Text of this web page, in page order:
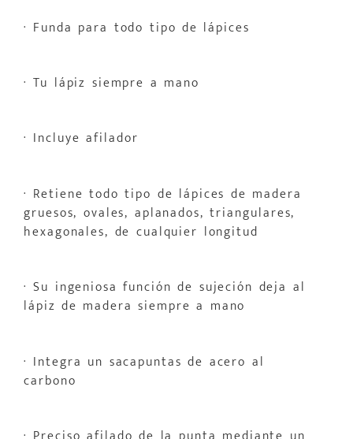
· Funda para todo tipo de lápices
· Tu lápiz siempre a mano
· Incluye afilador
· Retiene todo tipo de lápices de madera
gruesos, ovales, aplanados, triangulares,
hexagonales, de cualquier longitud
· Su ingeniosa función de sujeción deja al
lápiz de madera siempre a mano
· Integra un sacapuntas de acero al
carbono